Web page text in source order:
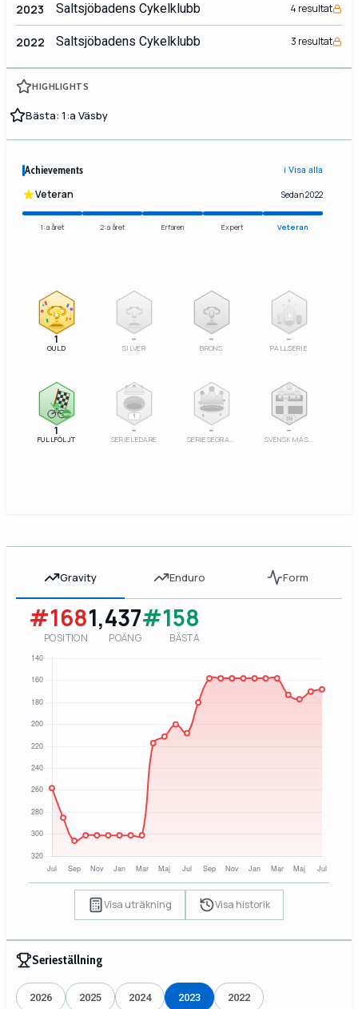
Gravity Enduro Form
#168
POSITION
1,437
POÄNG
#158
BÄSTA
Visa uträkning Visa historik
Serieställning
2026 2025 2024 2023 2022
2023 Saltsjöbadens Cykelklubb 4 resultat
2022 Saltsjöbadens Cykelklubb 3 resultat
HIGHLIGHTS
Bästa: 1:a Väsby
Achievements ℹ️ Visa alla
Veteran Sedan 2022
1:a året 2:a året Erfaren Expert Veteran
1
GULD
–
SILVER
3
–
BRONS
–
PALLSERIE
100%
1
FULLFÖLJT
1
–
SERIELEDARE
–
SERIESEGRARE
SM
–
SVENSK MÄSTARE